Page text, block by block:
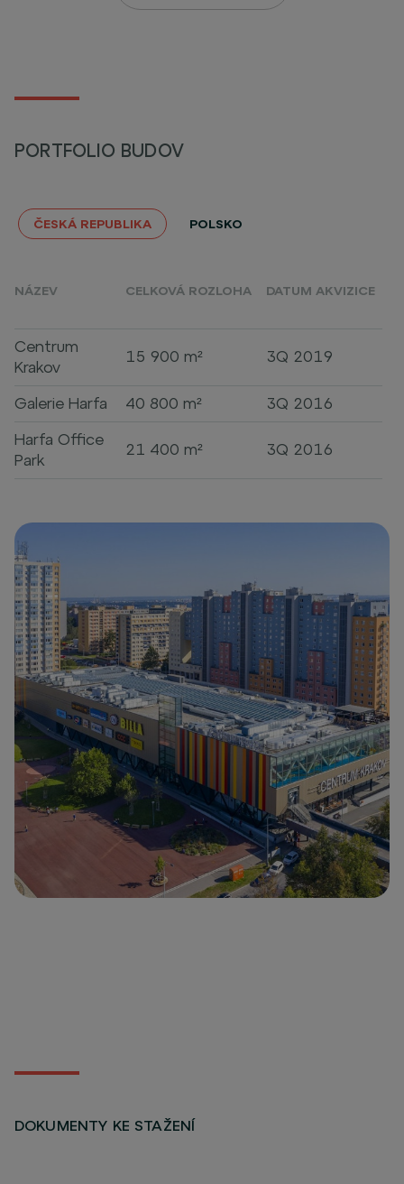
PORTFOLIO BUDOV
ČESKÁ REPUBLIKA POLSKO
NÁZEV CELKOVÁ ROZLOHA DATUM AKVIZICE
Centrum
Krakov
15 900 m² 3Q 2019
Galerie Harfa 40 800 m²
3Q 2016
Harfa Office
Park
21 400 m² 3Q 2016
DOKUMENTY KE STAŽENÍ